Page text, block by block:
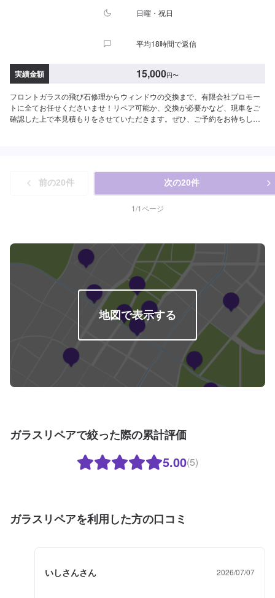
日曜・祝日
平均18時間で返信
実績金額 15,000円〜
フロントガラスの飛び石修理からウィンドウの交換まで、有限会社プロモー
トに全てお任せくださいませ！リペア可能か、交換が必要かなど、現車をご
確認した上で本見積もりをさせていただきます。ぜひ、ご予約をお待ちして
前の20件 次の20件
1/1ページ
地図で表示する
ガラスリペアで絞った際の累計評価
5.00(5)
ガラスリペアを利用した方の口コミ
いしさんさん 2026/07/07